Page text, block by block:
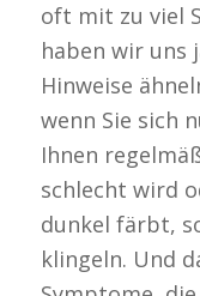
oft mit zu viel
haben wir uns
Hinweise
wenn Sie sich
Ihnen
schlecht wird
dunkel färbt,
klingeln. Und